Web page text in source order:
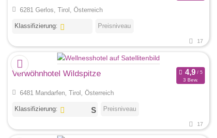
6281 Gerlos, Tirol, Österreich
Klassifizierung: Preisniveau
17
Verwöhnhotel Wildspitze
3 Bew.
6481 Mandarfen, Tirol, Österreich
Klassifizierung: Preisniveau
17